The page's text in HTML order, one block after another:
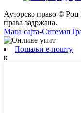
Ауторско право ©
права задржана.
Мапа сајта-
Пошаљи е-пошту
к